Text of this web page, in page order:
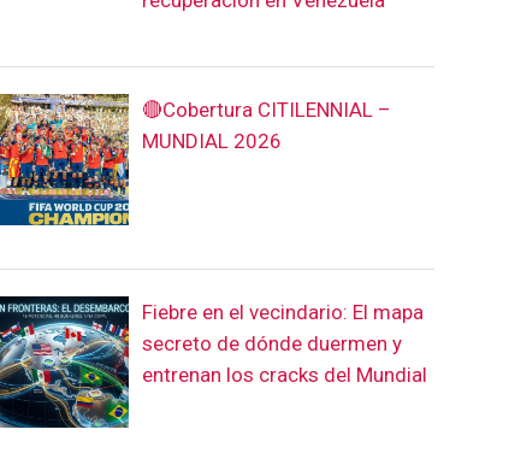
🔴Cobertura CITILENNIAL –
MUNDIAL 2026
Fiebre en el vecindario: El mapa
secreto de dónde duermen y
entrenan los cracks del Mundial